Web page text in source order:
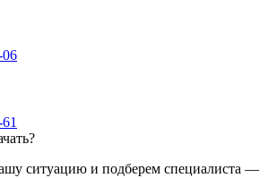
06
ситуацию и подберем специалиста —